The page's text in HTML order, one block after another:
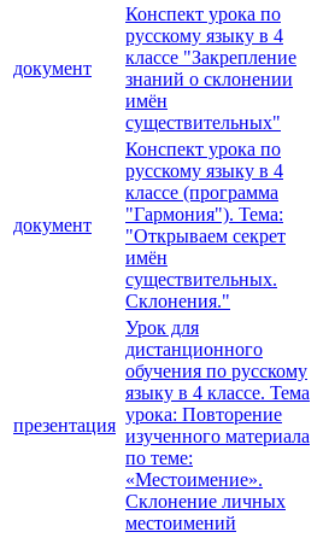
документ
Конспект урока по
русскому языку в 4
классе "Закрепление
знаний о склонении
имён
существительных"
документ
Конспект урока по
русскому языку в 4
классе (программа
"Гармония"). Тема:
"Открываем секрет
имён
существительных.
Склонения."
презентация
Урок для
дистанционного
обучения по русскому
языку в 4 классе. Тема
урока: Повторение
изученного материала
по теме:
«Местоимение».
Склонение личных
местоимений